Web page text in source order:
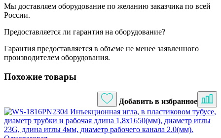
Мы доставляем оборудование по желанию заказчика по всей
России.
Предоставляется ли гарантия на оборудование?
Гарантия предоставляется в объеме не менее заявленного
производителем оборудования.
Похожие товары
Добавить в избранное